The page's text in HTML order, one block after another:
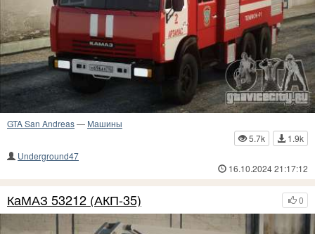
GTA San Andreas— Машины
5.7k
1.9k
Underground47
16.10.2024 21:17:12
0
КаМАЗ 53212 (АКП-35)